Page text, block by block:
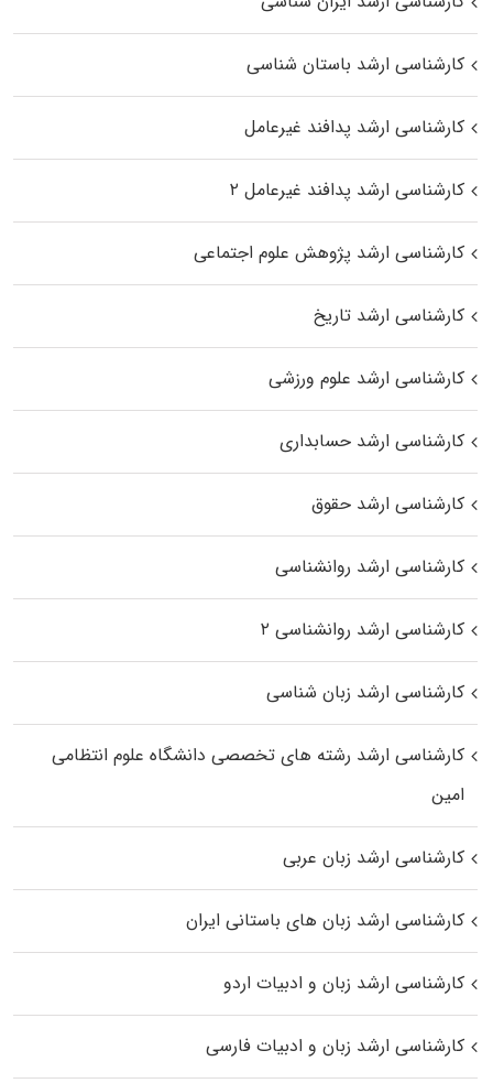
کارشناسی ارشد باستان شناسی
کارشناسی ارشد پدافند غیرعامل
کارشناسی ارشد پدافند غیرعامل ۲
کارشناسی ارشد پژوهش علوم اجتماعی
کارشناسی ارشد تاریخ
کارشناسی ارشد علوم ورزشی
کارشناسی ارشد حسابداری
کارشناسی ارشد حقوق
کارشناسی ارشد روانشناسی
کارشناسی ارشد روانشناسی ۲
کارشناسی ارشد زبان شناسی
کارشناسی ارشد رﺷﺘﻪ ﻫﺎی تخصصی داﻧﺸﮕﺎه ﻋﻠﻮم انتظامی
اﻣﻴﻦ
کارشناسی ارشد زبان عربی
کارشناسی ارشد زبان‌ های باستانی ایران
کارشناسی ارشد زبان و ادبیات اردو
کارشناسی ارشد زبان و ادبیات فارسی